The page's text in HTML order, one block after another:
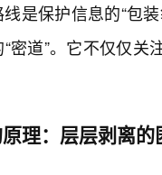
是保护信息的“包
密道”。它不仅仅
理：层层剥离的